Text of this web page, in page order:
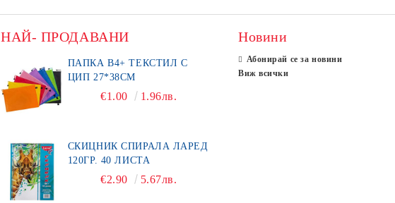
НАЙ- ПРОДАВАНИ
ПАПКА В4+ ТЕКСТИЛ С
ЦИП 27*38СМ
€1.00 1.96лв.
СКИЦНИК СПИРАЛА ЛАРЕД
120ГР. 40 ЛИСТА
€2.90 5.67лв.
Новини
Абонирай се за новини
Виж всички